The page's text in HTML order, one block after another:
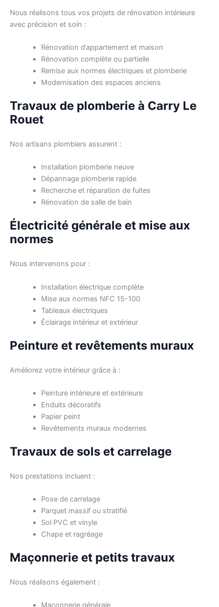
Nous réalisons tous vos projets de rénovation intérieure
avec précision et soin :
Rénovation d’appartement et maison
Rénovation complète ou partielle
Remise aux normes électriques et plomberie
Modernisation des espaces anciens
Travaux de plomberie à Carry Le
Rouet
Nos artisans plombiers assurent :
Installation plomberie neuve
Dépannage plomberie rapide
Recherche et réparation de fuites
Rénovation de salle de bain
Électricité générale et mise aux
normes
Nous intervenons pour :
Installation électrique complète
Mise aux normes NFC 15-100
Tableaux électriques
Éclairage intérieur et extérieur
Peinture et revêtements muraux
Améliorez votre intérieur grâce à :
Peinture intérieure et extérieure
Enduits décoratifs
Papier peint
Revêtements muraux modernes
Travaux de sols et carrelage
Nos prestations incluent :
Pose de carrelage
Parquet massif ou stratifié
Sol PVC et vinyle
Chape et ragréage
Maçonnerie et petits travaux
Nous réalisons également :
Maçonnerie générale